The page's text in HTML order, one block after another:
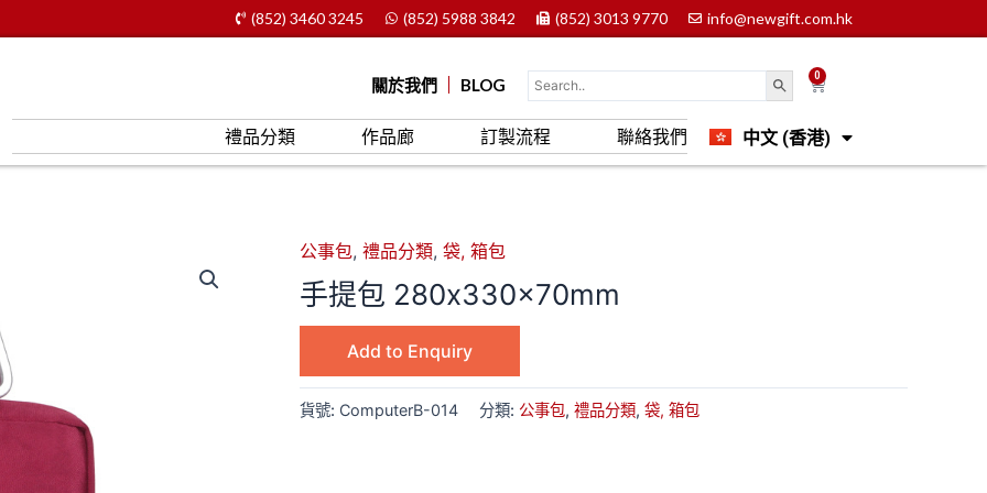
(852) 3460 3245 (852) 5988 3842 (852) 3013 9770 info@newgift.com.hk
關於我們 BLOG 0 Cart
禮品分類 作品廊 訂製流程 聯絡我們 中文 (香港)
English
公事包, 禮品分類, 袋, 箱包
手提包 280x330x70mm
Add to Enquiry
貨號: ComputerB-014 分類: 公事包, 禮品分類, 袋, 箱包